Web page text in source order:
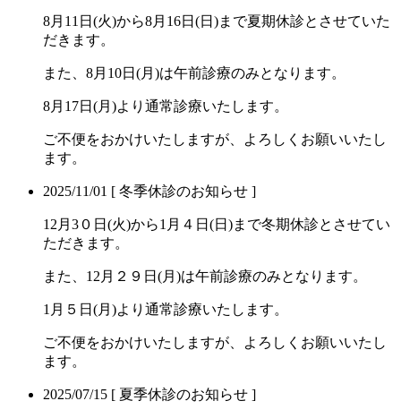
8月11日(火)から8月16日(日)まで夏期休診とさせていた
だきます。
また、8月10日(月)は午前診療のみとなります。
8月17日(月)より通常診療いたします。
ご不便をおかけいたしますが、よろしくお願いいたし
ます。
2025/11/01 [ 冬季休診のお知らせ ]
12月3０日(火)から1月４日(日)まで冬期休診とさせてい
ただきます。
また、12月２９日(月)は午前診療のみとなります。
1月５日(月)より通常診療いたします。
ご不便をおかけいたしますが、よろしくお願いいたし
ます。
2025/07/15 [ 夏季休診のお知らせ ]